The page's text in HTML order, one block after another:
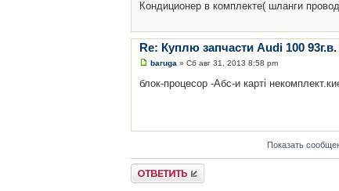
Кондиционер в комплекте( шланги
Re: Куплю запчасти Audi 100
baruga » Сб авг 31, 2013 8:58 pm
блок-процесор -Абс-и карті
Показать
Ответить